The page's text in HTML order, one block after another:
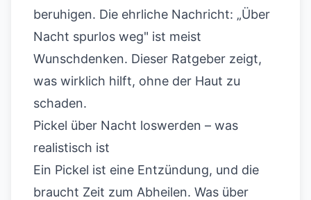
beruhigen. Die ehrliche Nachricht: „Über
Nacht spurlos weg" ist meist
Wunschdenken. Dieser Ratgeber zeigt,
was wirklich hilft, ohne der Haut zu
schaden.
Pickel über Nacht loswerden – was
realistisch ist
Ein Pickel ist eine Entzündung, und die
braucht Zeit zum Abheilen. Was über